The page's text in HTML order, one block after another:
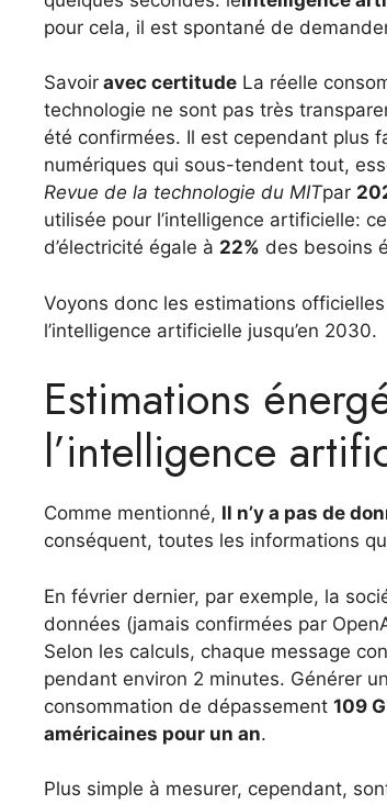
pour cela, il est spontané de
Savoir avec certitude La réelle
technologie ne sont pas très
été confirmées. Il est cependant plus
numériques qui sous-tendent tout,
Revue de la technologie du MITpar
utilisée pour l’intelligence artificielle:
d’électricité égale à 22% des besoins
Voyons donc les estimations
l’intelligence artificielle jusqu’en 2030.
Estimations
l’intelligence
Comme mentionné, Il n’y a pas de
conséquent, toutes les informations
En février dernier, par exemple, la
données (jamais confirmées par
Selon les calculs, chaque message
pendant environ 2 minutes. Générer
consommation de dépassement 109
américaines pour un an.
Plus simple à mesurer, cependant,